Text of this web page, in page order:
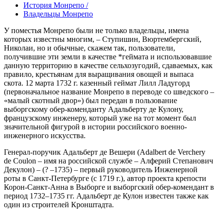
История Монрепо /
Владельцы Монрепо
У поместья Монрепо были не только владельцы, имена
которых известны многим, – Ступишин, Вюртембергский,
Николаи, но и обычные, скажем так, пользователи,
получившие эти земли в качестве *геймата и использовавшие
данную территорию в качестве сельхозугодий, сдаваемых, как
правило, крестьянам для выращивания овощей и выпаса
скота. 12 марта 1732 г. казенный геймат Лилл Ладугорд
(первоначальное название Монрепо в переводе со шведского –
«малый скотный двор») был передан в пользование
выборгскому обер-коменданту Адальберту де Кулону,
французскому инженеру, который уже на тот момент был
значительной фигурой в истории российского военно-
инженерного искусства.
Генерал-поручик Адальберт де Вешери (Adalbert de Verchery
de Coulon – имя на российской службе – Алферий Степанович
Декулон) – (? –1735) – первый руководитель Инженерной
роты в Санкт-Петербурге (с 1719 г.), автор проекта крепости
Корон-Санкт-Анна в Выборге и выборгский обер-комендант в
период 1732–1735 гг. Адальберт де Кулон известен также как
один из строителей Кронштадта.